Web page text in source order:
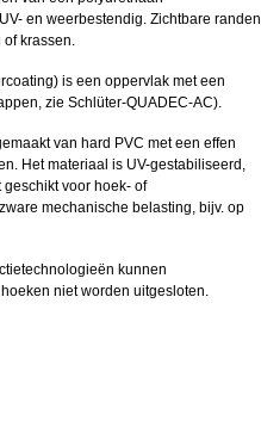
en weerbestendig. Zichtbare randen
krassen.
is een oppervlak met een
zie Schlüter-QUADEC-AC).
van hard PVC met een effen
Het materiaal is UV-gestabiliseerd,
voor hoek- of
mechanische belasting, bijv. op
kunnen
niet worden uitgesloten.